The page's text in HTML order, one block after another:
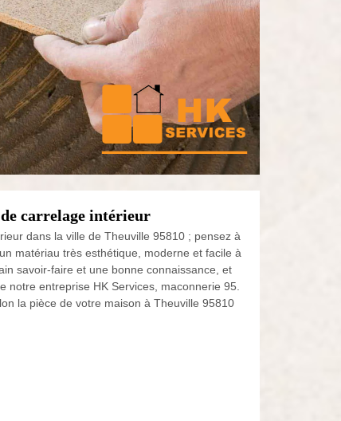
carrelage intérieur
dans la ville de Theuville 95810 ; pensez à
matériau très esthétique, moderne et facile à
savoir-faire et une bonne connaissance, et
notre entreprise HK Services, maconnerie 95.
la pièce de votre maison à Theuville 95810